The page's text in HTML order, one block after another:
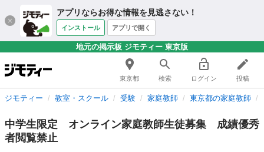
アプリならお得な情報を見逃さない！
インストール アプリで開く
地元の掲示板 ジモティー 東京版
東京都 検索 ログイン 投稿
ジモティー 教室・スクール 受験 家庭教師 東京都の家庭教師
中学生限定 オンライン家庭教師生徒募集 成績優秀
者閲覧禁止